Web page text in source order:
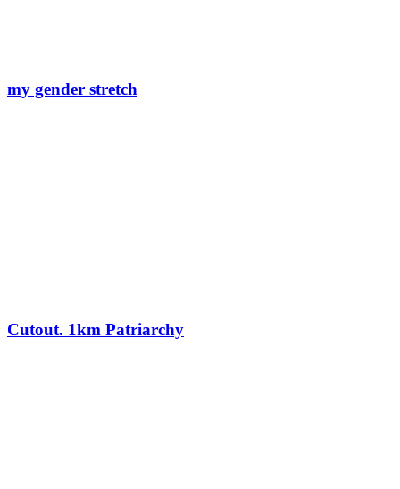
my gender stretch
Cutout. 1km Patriarchy